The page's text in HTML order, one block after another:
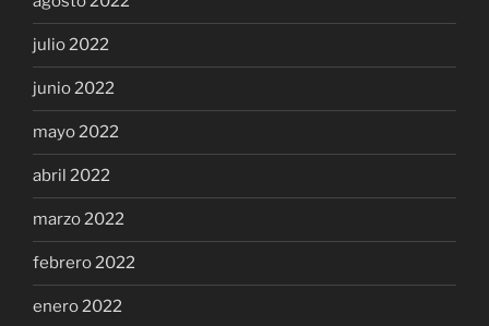
julio 2022
junio 2022
mayo 2022
abril 2022
marzo 2022
febrero 2022
enero 2022